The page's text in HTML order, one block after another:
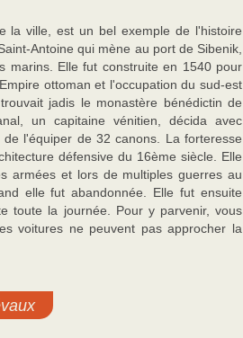
la ville, est un bel exemple de l'histoire
Antoine qui mène au port de Sibenik,
marins. Elle fut construite en 1540 pour
ottoman et l'occupation du sud-est
jadis le monastère bénédictin de
un capitaine vénitien, décida avec
l'équiper de 32 canons. La forteresse
défensive du 16ème siècle. Elle
armées et lors de multiples guerres au
elle fut abandonnée. Elle fut ensuite
toute la journée. Pour y parvenir, vous
voitures ne peuvent pas approcher la